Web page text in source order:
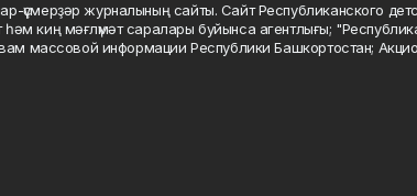
үҫмерҙәр журналының сайты. Сайт Республиканского
киң мәғлүмәт саралары буйынса агентлығы;
массовой информации Республики Башкортостан;